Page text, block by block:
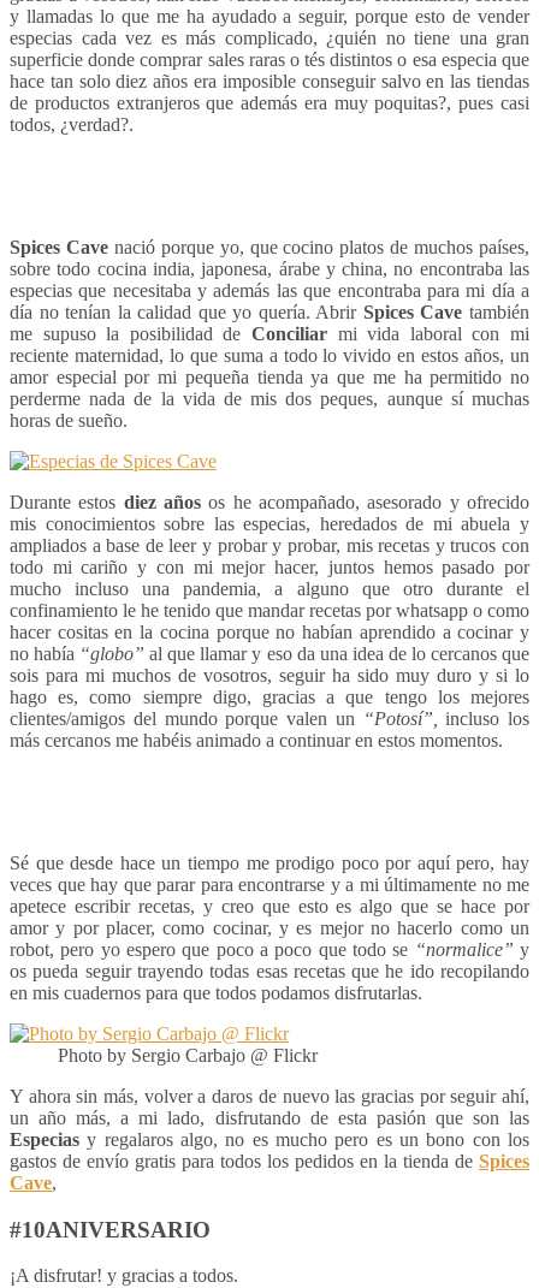
y llamadas lo que me ha ayudado a seguir, porque esto de vender
especias cada vez es más complicado, ¿quién no tiene una gran
superficie donde comprar sales raras o tés distintos o esa especia que
hace tan solo diez años era imposible conseguir salvo en las tiendas
de productos extranjeros que además era muy poquitas?, pues casi
todos, ¿verdad?.
Spices Cavenació porque yo, que cocino platos de muchos países,
sobre todo cocina india, japonesa, árabe y china, no encontraba las
especias que necesitaba y además las que encontraba para mi día a
día no tenían la calidad que yo quería. Abrir Spices Cave también
me supuso la posibilidad de Conciliar mi vida laboral con mi
reciente maternidad, lo que suma a todo lo vivido en estos años, un
amor especial por mi pequeña tienda ya que me ha permitido no
perderme nada de la vida de mis dos peques, aunque sí muchas
horas de sueño.
Durante estos diez años os he acompañado, asesorado y ofrecido
mis conocimientos sobre las especias, heredados de mi abuela y
ampliados a base de leer y probar y probar, mis recetas y trucos con
todo mi cariño y con mi mejor hacer, juntos hemos pasado por
mucho incluso una pandemia, a alguno que otro durante el
confinamiento le he tenido que mandar recetas por whatsapp o como
hacer cositas en la cocina porque no habían aprendido a cocinar y
no había “globo” al que llamar y eso da una idea de lo cercanos que
sois para mi muchos de vosotros, seguir ha sido muy duro y si lo
hago es, como siempre digo, gracias a que tengo los mejores
clientes/amigos del mundo porque valen un “Potosí”,
incluso los
más cercanos me habéis animado a continuar en estos momentos.
Sé que desde hace un tiempo me prodigo poco por aquí pero, hay
veces que hay que parar para encontrarse y a mi últimamente no me
apetece escribir recetas, y creo que esto es algo que se hace por
amor y por placer, como cocinar, y es mejor no hacerlo como un
robot, pero yo espero que poco a poco que todo se “normalice” y
os pueda seguir trayendo todas esas recetas que he ido recopilando
en mis cuadernos para que todos podamos disfrutarlas.
Photo by Sergio Carbajo @ Flickr
Y ahora sin más, volver a daros de nuevo las gracias por seguir ahí,
un año más, a mi lado, disfrutando de esta pasión que son las
Especias y regalaros algo, no es mucho pero es un bono con los
gastos de envío gratis para todos los pedidos en la tienda de Spices
Cave,
#10ANIVERSARIO
¡A disfrutar! y gracias a todos.